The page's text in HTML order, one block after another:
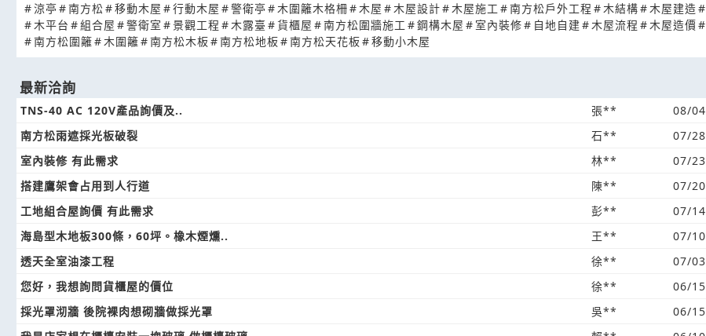
#涼亭#南方松 #移動木屋 #行動木屋 #警衛亭#木圍籬木格柵#木屋 #木屋設計#木屋施工 #南方松戶外工程 #木結構#木屋建造#
#木平台 #組合屋 #警衛室 #景觀工程 #木露臺# 貨櫃屋 #南方松圍牆施工 #鋼構木屋 # 室內裝修# 自地自建#木屋流程 #木屋造價#
#南方松圍籬#木圍籬#南方松木板#南方松地板#南方松天花板#移動小木屋
最新洽詢
TNS-40 AC 120V產品詢價及.. 張**
08/04
南方松雨遮採光板破裂
石**
07/28
室內裝修 有此需求
林**
07/23
搭建鷹架會占用到人行道
陳**
07/20
工地組合屋詢價 有此需求
彭**
07/14
海島型木地板300條，60坪。橡木煙燻..
王**
07/10
透天全室油漆工程
徐**
07/03
您好，我想詢問貨櫃屋的價位
徐**
06/15
採光罩沏牆 後院裸肉想砌牆做採光罩
吳**
06/15